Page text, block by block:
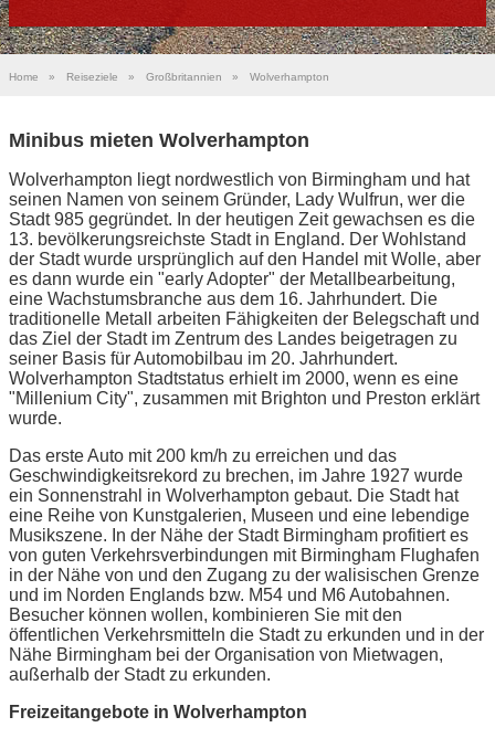
Home » Reiseziele » Großbritannien » Wolverhampton
Minibus mieten Wolverhampton
Wolverhampton liegt nordwestlich von Birmingham und hat
seinen Namen von seinem Gründer, Lady Wulfrun, wer die
Stadt 985 gegründet. In der heutigen Zeit gewachsen es die
13. bevölkerungsreichste Stadt in England. Der Wohlstand
der Stadt wurde ursprünglich auf den Handel mit Wolle, aber
es dann wurde ein "early Adopter" der Metallbearbeitung,
eine Wachstumsbranche aus dem 16. Jahrhundert. Die
traditionelle Metall arbeiten Fähigkeiten der Belegschaft und
das Ziel der Stadt im Zentrum des Landes beigetragen zu
seiner Basis für Automobilbau im 20. Jahrhundert.
Wolverhampton Stadtstatus erhielt im 2000, wenn es eine
"Millenium City", zusammen mit Brighton und Preston erklärt
wurde.
Das erste Auto mit 200 km/h zu erreichen und das
Geschwindigkeitsrekord zu brechen, im Jahre 1927 wurde
ein Sonnenstrahl in Wolverhampton gebaut. Die Stadt hat
eine Reihe von Kunstgalerien, Museen und eine lebendige
Musikszene. In der Nähe der Stadt Birmingham profitiert es
von guten Verkehrsverbindungen mit Birmingham Flughafen
in der Nähe von und den Zugang zu der walisischen Grenze
und im Norden Englands bzw. M54 und M6 Autobahnen.
Besucher können wollen, kombinieren Sie mit den
öffentlichen Verkehrsmitteln die Stadt zu erkunden und in der
Nähe Birmingham bei der Organisation von Mietwagen,
außerhalb der Stadt zu erkunden.
Freizeitangebote in Wolverhampton